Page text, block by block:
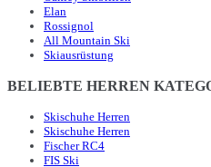
Elan
Rossignol
All Mountain Ski
Skiausrüstung
BELIEBTE HERREN
Skischuhe Herren
Skischuhe Herren
Fischer RC4
FIS Ski